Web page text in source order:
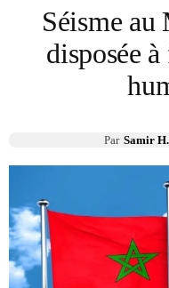
Séisme
disposée
Par Samir H.